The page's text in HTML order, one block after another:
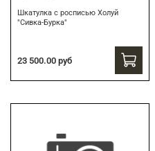
Шкатулка с росписью Холуй
"Сивка-Бурка"
23 500.00 руб